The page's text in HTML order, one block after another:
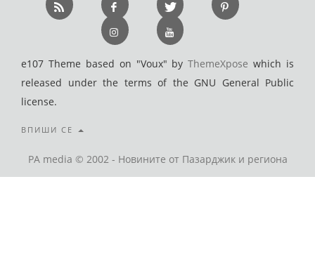
e107 Theme based on "Voux" byThemeXpose which is
released under the terms of the GNU General Public
license.
ВПИШИ СЕ
PA media © 2002 - Новините от Пазарджик и региона